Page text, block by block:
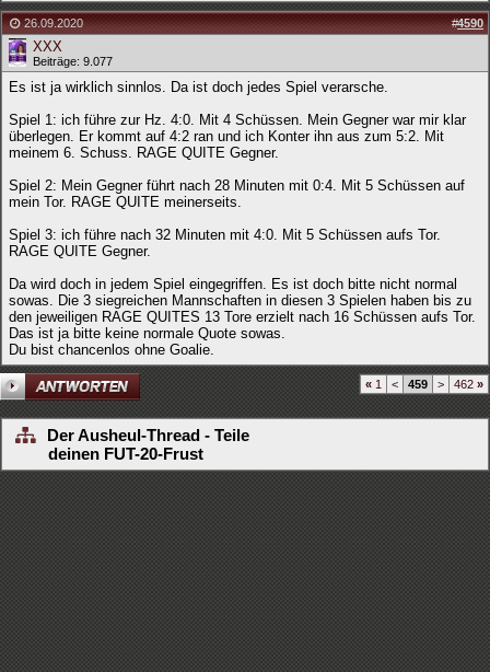
26.09.2020 #4590
XXX
Beiträge: 9.077
Es ist ja wirklich sinnlos. Da ist doch jedes Spiel verarsche.
Spiel 1: ich führe zur Hz. 4:0. Mit 4 Schüssen. Mein Gegner war mir klar
überlegen. Er kommt auf 4:2 ran und ich Konter ihn aus zum 5:2. Mit
meinem 6. Schuss. RAGE QUITE Gegner.
Spiel 2: Mein Gegner führt nach 28 Minuten mit 0:4. Mit 5 Schüssen auf
mein Tor. RAGE QUITE meinerseits.
Spiel 3: ich führe nach 32 Minuten mit 4:0. Mit 5 Schüssen aufs Tor.
RAGE QUITE Gegner.
Da wird doch in jedem Spiel eingegriffen. Es ist doch bitte nicht normal
sowas. Die 3 siegreichen Mannschaften in diesen 3 Spielen haben bis zu
den jeweiligen RAGE QUITES 13 Tore erzielt nach 16 Schüssen aufs Tor.
Das ist ja bitte keine normale Quote sowas.
Du bist chancenlos ohne Goalie.
« 1 < 459 > 462 »
Der Ausheul-Thread - Teile
deinen FUT-20-Frust